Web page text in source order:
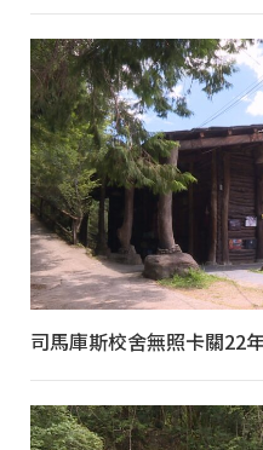
司馬庫斯校舍無照卡關22